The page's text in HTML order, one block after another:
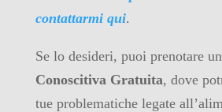
contattarmi qui.
Se lo desideri, puoi prenotare
Conoscitiva Gratuita, dove
tue problematiche legate